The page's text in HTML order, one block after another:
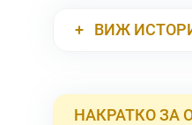
ВИЖ
НАКРАТКО ЗА